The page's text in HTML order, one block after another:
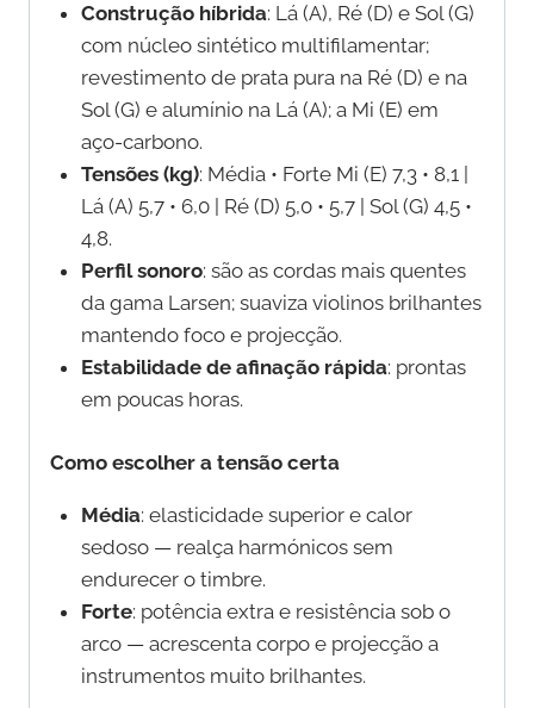
Construção híbrida: Lá (A), Ré (D) e Sol (G)
com núcleo sintético multifilamentar;
revestimento de prata pura na Ré (D) e na
Sol (G) e alumínio na Lá (A); a Mi (E) em
aço-carbono.
Tensões (kg): Média • Forte Mi (E) 7,3 • 8,1 |
Lá (A) 5,7 • 6,0 | Ré (D) 5,0 • 5,7 | Sol (G) 4,5 •
4,8.
Perfil sonoro: são as cordas mais quentes
da gama Larsen; suaviza violinos brilhantes
mantendo foco e projecção.
Estabilidade de afinação rápida: prontas
em poucas horas.
Como escolher a tensão certa
Média: elasticidade superior e calor
sedoso — realça harmónicos sem
endurecer o timbre.
Forte: potência extra e resistência sob o
arco — acrescenta corpo e projecção a
instrumentos muito brilhantes.